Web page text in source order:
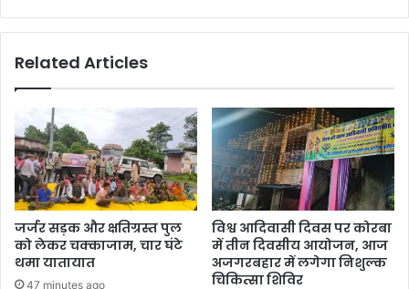
Related Articles
जर्जर सड़क और क्षतिग्रस्त पुल
को लेकर चक्काजाम, चार घंटे
थमा यातायात
47 minutes ago
विश्व आदिवासी दिवस पर कोरबा
में तीन दिवसीय आयोजन, आज
अजगरबहार में लगेगा निशुल्क
चिकित्सा शिविर